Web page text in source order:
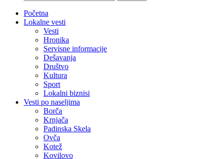
Početna
Lokalne vesti
Vesti
Hronika
Servisne informacije
Dešavanja
Društvo
Kultura
Sport
Lokalni biznisi
Vesti po naseljima
Borča
Krnjača
Padinska Skela
Ovča
Kotež
Kovilovo